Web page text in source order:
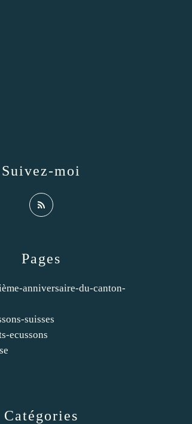
Catégories
Pages
anniversaire-du-canton-
suisses
ecussons
Suivez-moi